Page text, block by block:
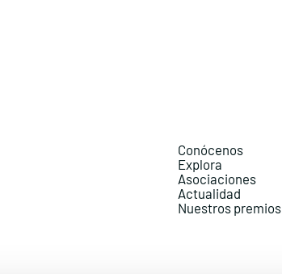
Conócenos
Explora
Asociaciones
Actualidad
Nuestros premios